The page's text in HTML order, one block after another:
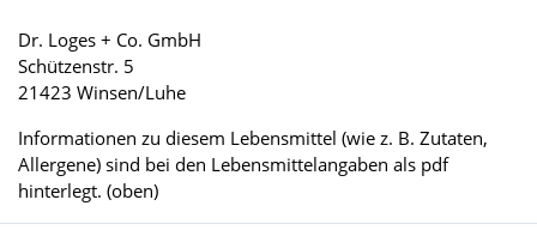
Dr. Loges + Co. GmbH
Schützenstr. 5
21423 Winsen/Luhe
Informationen zu diesem Lebensmittel (wie z. B. Zutaten,
Allergene) sind bei den Lebensmittelangaben als pdf
hinterlegt. (oben)